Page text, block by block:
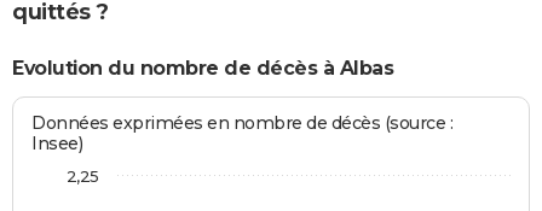
quittés ?
Evolution du nombre de décès à Albas
Données exprimées en nombre de décès (source :
Insee)
2,25